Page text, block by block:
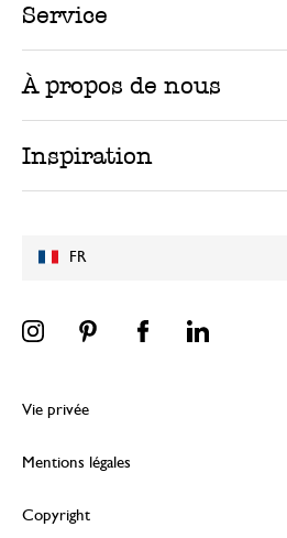
FR
Service
À propos de nous
Inspiration
Vie privée
Mentions légales
Copyright